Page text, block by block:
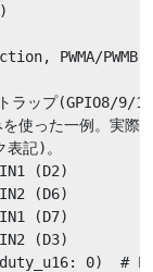
PWMA/PWMB
ラップ(GPIO8/9/
った一例。実際の
記)。
(D2)
(D6)
(D7)
(D3)
0)  #